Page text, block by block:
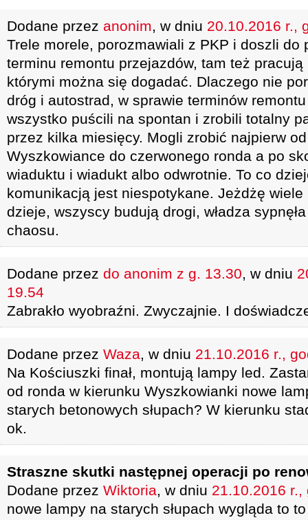
Dodane przez anonim, w dniu 20.10.2016 r.,
Trele morele, porozmawiali z PKP i doszli do
terminu remontu przejazdów, tam też
którymi można się dogadać. Dlaczego nie
dróg i autostrad, w sprawie terminów
wszystko puścili na spontan i zrobili totalny
przez kilka miesięcy. Mogli zrobić najpierw
Wyszkowiance do czerwonego ronda a po
wiaduktu i wiadukt albo odwrotnie. To co
komunikacją jest niespotykane. Jeżdżę
dzieje, wszyscy budują drogi, władza
chaosu.
Dodane przez do anonim z g. 13.30, w dniu
19.54
Zabrakło wyobraźni. Zwyczajnie. I
Dodane przez Waza, w dniu 21.10.2016 r.,
Na Kościuszki finał, montują lampy led.
od ronda w kierunku Wyszkowianki nowe
starych betonowych słupach? W kierunku
ok.
Straszne skutki następnej operacji po
Dodane przez Wiktoria, w dniu 21.10.2016 r.,
nowe lampy na starych słupach wygląda to